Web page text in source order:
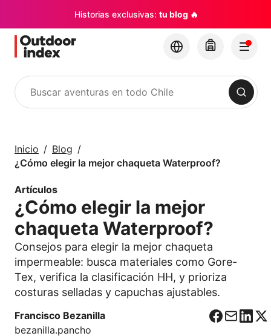
Historias exclusivas: tu blog 🔥
Buscar
Inicio
Blog
¿Cómo elegir la mejor chaqueta Waterproof?
Artículos
¿Cómo elegir la mejor
chaqueta Waterproof?
Consejos para elegir la mejor chaqueta
impermeable: busca materiales como Gore-
Tex, verifica la clasificación HH, y prioriza
costuras selladas y capuchas ajustables.
Francisco Bezanilla
bezanilla.pancho
F
C
L
X
rincones con
Outdoor Index